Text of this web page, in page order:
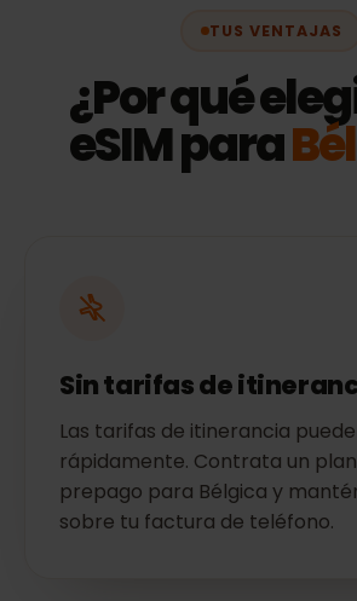
TUS VENTAJAS
¿Por qué
eSIM para
Sin tarifas de
Las tarifas de itinerancia
rápidamente. Contrata un
prepago para Bélgica y
sobre tu factura de teléfono.